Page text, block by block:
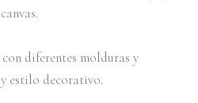
diferentes molduras y
estilo decorativo.